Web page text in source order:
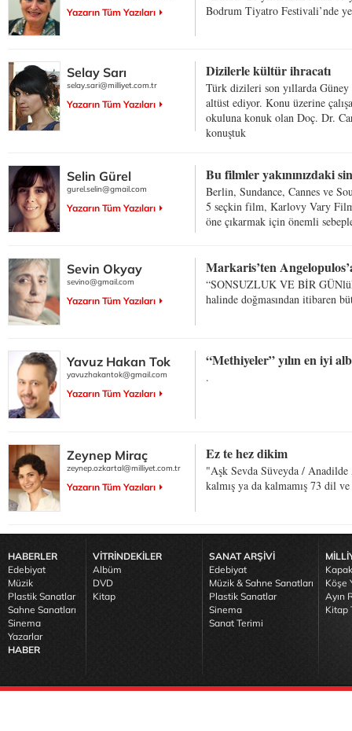
Yazarın Tüm Yazıları
Bodrum Tiyatro Festivali’nde
Selay Sarı
selay.sari@milliyet.com.tr
Yazarın Tüm Yazıları
Dizilerle kültür ihracatı
Türk dizileri son yıllarda
altüst ediyor. Konu üzerine
okuluna konuk olan Doç. Dr.
konuştuk
Selin Gürel
gurel.selin@gmail.com
Yazarın Tüm Yazıları
Bu filmler yakınınızdaki
Berlin, Sundance, Cannes ve
5 seçkin film, Karlovy Vary
öne çıkarmak için önemli
Sevin Okyay
sevino@gmail.com
Yazarın Tüm Yazıları
Markaris’ten
“SONSUZLUK VE BİR
halinde doğmasından itibaren
Yavuz Hakan Tok
yavuzhakantok@gmail.com
Yazarın Tüm Yazıları
“Methiyeler” yılın en iyi
.
Zeynep Miraç
zeynep.ozkartal@milliyet.com.tr
Yazarın Tüm Yazıları
Ez te hez dikim
"Aşk Sevda Süveyda /
kalmış ya da kalmamış 73 dil
HABERLER
Edebiyat
Müzik
Plastik Sanatlar
Sahne Sanatları
Sinema
Yazarlar
HABER
VİTRİNDEKİLER
Albüm
DVD
Kitap
SANAT ARŞİVİ
Edebiyat
Müzik & Sahne Sanatları
Plastik Sanatlar
Sinema
Sanat Terimi
Köşe
Ayın
Kitap